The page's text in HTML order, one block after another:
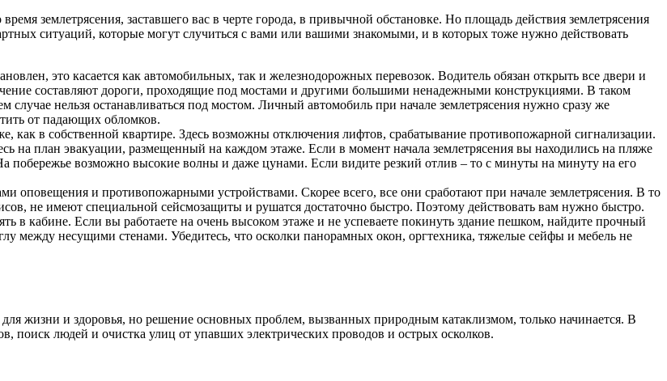
землетрясения, заставшего вас в черте города, в привычной обстановке. Но площадь действия землетрясения
ситуаций, которые могут случиться с вами или вашими знакомыми, и в которых тоже нужно действовать
это касается как автомобильных, так и железнодорожных перевозок. Водитель обязан открыть все двери и
составляют дороги, проходящие под мостами и другими большими ненадежными конструкциями. В таком
случае нельзя останавливаться под мостом. Личный автомобиль при начале землетрясения нужно сразу же
от падающих обломков.
как в собственной квартире. Здесь возможны отключения лифтов, срабатывание противопожарной сигнализации.
на план эвакуации, размещенный на каждом этаже. Если в момент начала землетрясения вы находились на пляже
побережье возможно высокие волны и даже цунами. Если видите резкий отлив – то с минуты на минуту на его
оповещения и противопожарными устройствами. Скорее всего, все они сработают при начале землетрясения. В то
не имеют специальной сейсмозащиты и рушатся достаточно быстро. Поэтому действовать вам нужно быстро.
в кабине. Если вы работаете на очень высоком этаже и не успеваете покинуть здание пешком, найдите прочный
между несущими стенами. Убедитесь, что осколки панорамных окон, оргтехника, тяжелые сейфы и мебель не
жизни и здоровья, но решение основных проблем, вызванных природным катаклизмом, только начинается. В
поиск людей и очистка улиц от упавших электрических проводов и острых осколков.